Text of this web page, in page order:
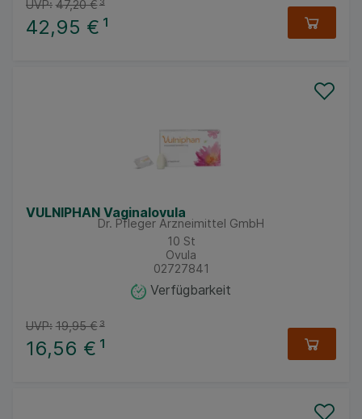
42,95 € ¹
UVP: 47,20 €³
VULNIPHAN Vaginalovula
Dr. Pfleger Arzneimittel GmbH
10 St
Ovula
02727841
Verfügbarkeit
16,56 € ¹
UVP: 19,95 €³